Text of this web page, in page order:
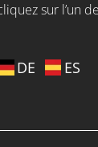
sur l’un
DE ES